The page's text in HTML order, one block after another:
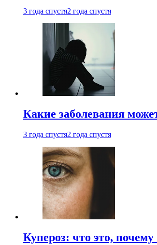
3 года спустя2 года спустя
Какие заболевания
3 года спустя2 года спустя
Купероз: что это,